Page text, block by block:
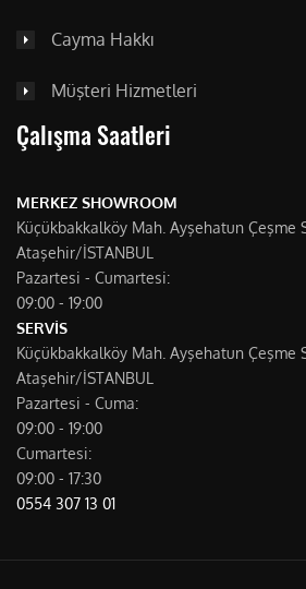
Cayma Hakkı
Müşteri Hizmetleri
Çalışma Saatleri
MERKEZ SHOWROOM
Küçükbakkalköy Mah. Ayşehatun Çeşme
Ataşehir/İSTANBUL
Pazartesi - Cumartesi:
09:00 - 19:00
SERVİS
Küçükbakkalköy Mah. Ayşehatun Çeşme
Ataşehir/İSTANBUL
Pazartesi - Cuma:
09:00 - 19:00
Cumartesi:
09:00 - 17:30
0554 307 13 01